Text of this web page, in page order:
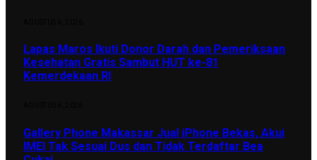
Lapas Maros Ikuti Donor Darah dan Pemeriksaan
Kesehatan Gratis Sambut HUT ke-81
Kemerdekaan RI
Gallery Phone Makassar Jual iPhone Bekas, Akui
IMEI Tak Sesuai Dus dan Tidak Terdaftar Bea